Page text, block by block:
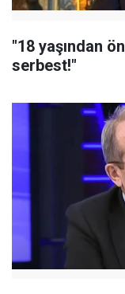
"18 yaşından
serbest!"